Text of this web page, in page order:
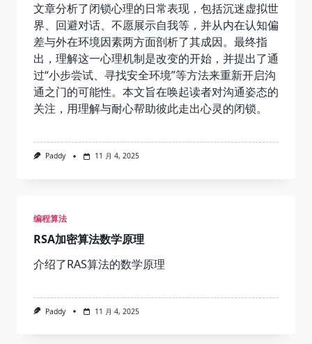
文章分析了闭锁心理的日常表现，包括沉迷虚拟世
界、回避对话、不愿展示自我等，并从内在认知偏
差与外在环境因素两方面剖析了其成因。最终指
出，理解这一心理机制是改变的开始，并提出了通
过“小步尝试、寻找安全环境”等方法来重新开启沟
通之门的可能性。本文旨在唤起读者对沟通姿态的
关注，用理解与耐心帮助彼此走出心灵的闭锁。
Paddy 11 月 4, 2025
编程算法
RSA加密算法数学原理
介绍了RAS算法的数学原理
Paddy 11 月 4, 2025